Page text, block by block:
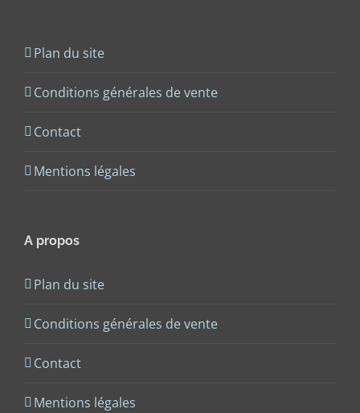
Plan du site
Conditions générales de vente
Contact
Mentions légales
A propos
Plan du site
Conditions générales de vente
Contact
Mentions légales